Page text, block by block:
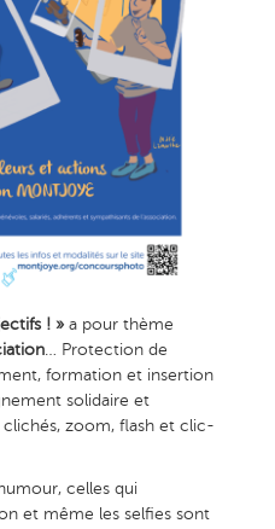
! » a pour thème
… Protection de
formation et insertion
solidaire et
zoom, flash et clic-
celles qui
et même les selfies sont